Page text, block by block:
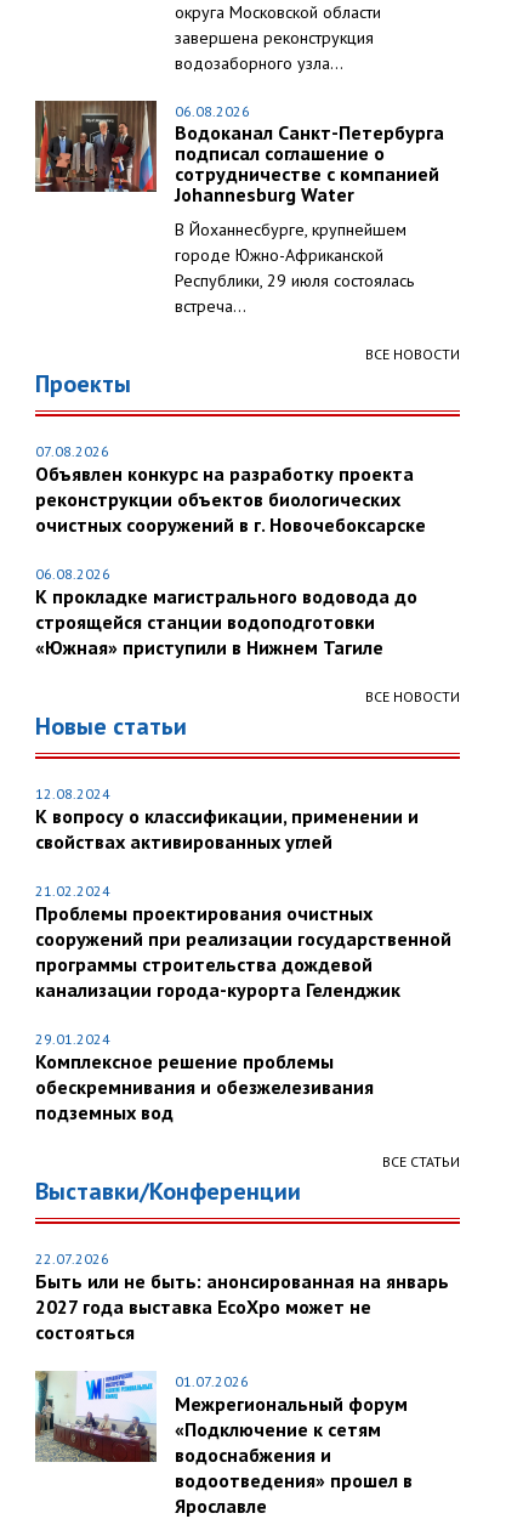
округа Московской области
завершена реконструкция
водозаборного узла...
06.08.2026
Водоканал Санкт-Петербурга
подписал соглашение о
сотрудничестве с компанией
Johannesburg Water
В Йоханнесбурге, крупнейшем
городе Южно-Африканской
Республики, 29 июля состоялась
встреча...
ВСЕ НОВОСТИ
Проекты
07.08.2026
Объявлен конкурс на разработку проекта
реконструкции объектов биологических
очистных сооружений в г. Новочебоксарске
06.08.2026
К прокладке магистрального водовода до
строящейся станции водоподготовки
«Южная» приступили в Нижнем Тагиле
ВСЕ НОВОСТИ
Новые статьи
12.08.2024
К вопросу о классификации, применении и
свойствах активированных углей
21.02.2024
Проблемы проектирования очистных
сооружений при реализации государственной
программы строительства дождевой
канализации города-курорта Геленджик
29.01.2024
Комплексное решение проблемы
обескремнивания и обезжелезивания
подземных вод
ВСЕ СТАТЬИ
Выставки/Конференции
22.07.2026
Быть или не быть: анонсированная на январь
2027 года выставка EcoXpo может не
состояться
01.07.2026
Межрегиональный форум
«Подключение к сетям
водоснабжения и
водоотведения» прошел в
Ярославле